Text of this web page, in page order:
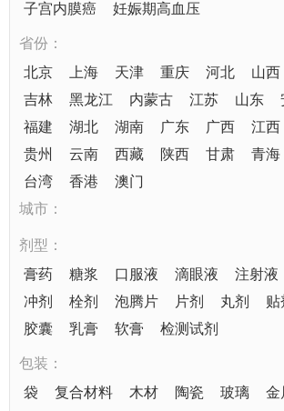
子宫内膜癌
妊娠期高血压
省份：
北京
上海 天津 重庆 河北 山西
吉林
黑龙江 内蒙古 江苏 山东
福建
湖北 湖南 广东 广西 江西
贵州
云南 西藏 陕西 甘肃 青海
台湾
香港
澳门
城市：
剂型：
膏药
糖浆 口服液 滴眼液 注射液
冲剂
栓剂 泡腾片 片剂 丸剂 贴
胶囊
乳膏 软膏 检测试剂
包装：
袋
复合材料 木材 陶瓷 玻璃 金